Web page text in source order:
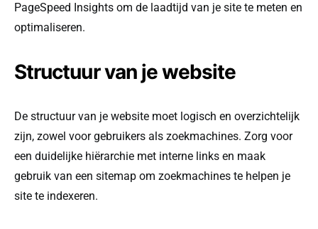
PageSpeed Insights om de laadtijd van je site te meten en
optimaliseren.
Structuur van je website
De structuur van je website moet logisch en overzichtelijk
zijn, zowel voor gebruikers als zoekmachines. Zorg voor
een duidelijke hiërarchie met interne links en maak
gebruik van een sitemap om zoekmachines te helpen je
site te indexeren.